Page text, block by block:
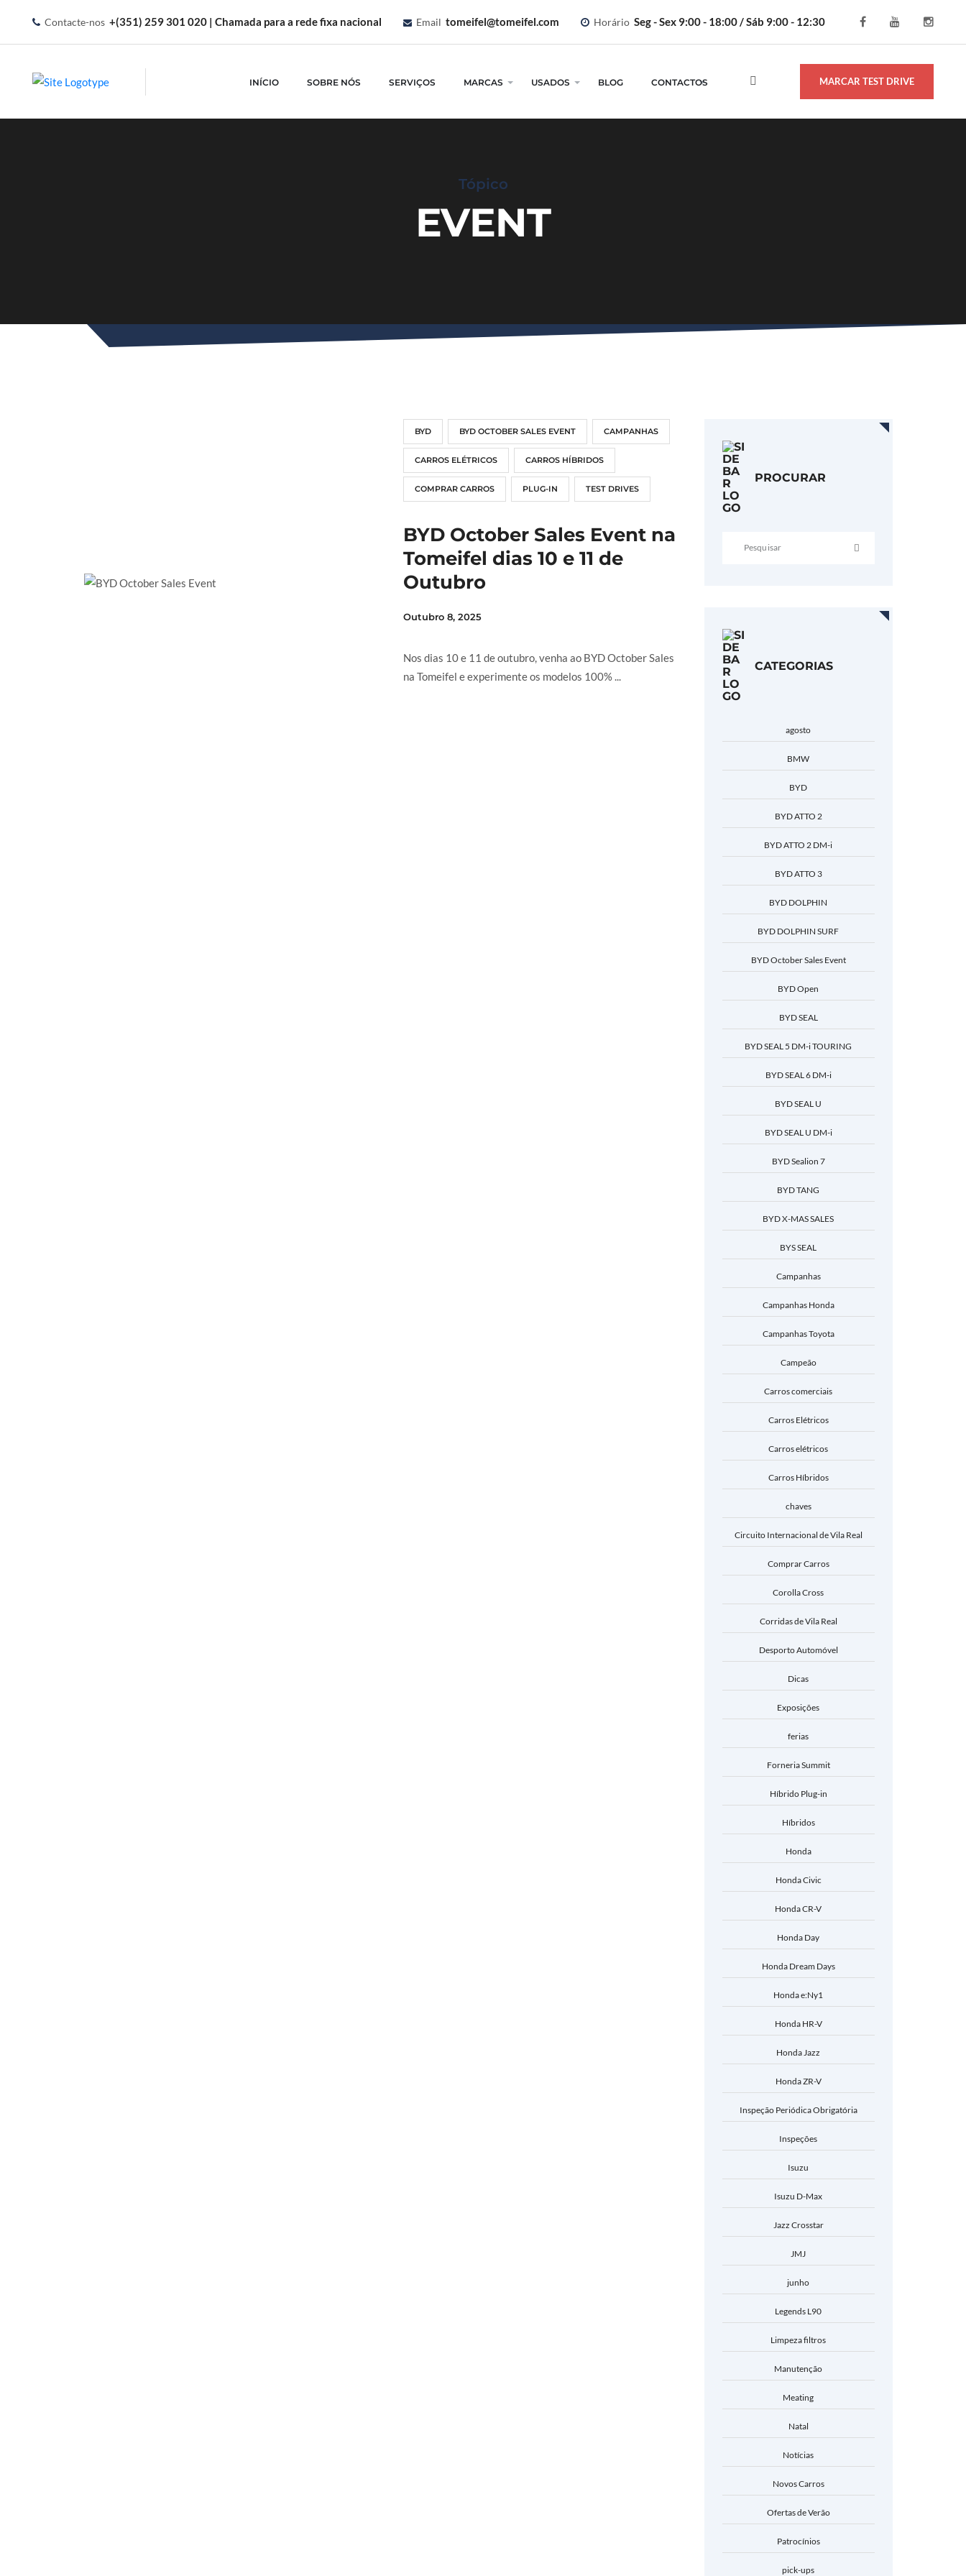
Contacte-nos +(351) 259 301 020 | Chamada para a rede fixa nacional Email tomeifel@tomeifel.com Horário Seg - Sex 9:00 - 18:00 / Sáb 9:00 - 12:30
INÍCIO SOBRE NÓS SERVIÇOS MARCAS USADOS BLOG CONTACTOS MARCAR TEST DRIVE
Tópico
EVENT
BYD BYD OCTOBER SALES EVENT CAMPANHAS
CARROS ELÉTRICOS CARROS HÍBRIDOS
COMPRAR CARROS PLUG-IN TEST DRIVES
BYD October Sales Event na
Tomeifel dias 10 e 11 de
Outubro
Outubro 8, 2025
Nos dias 10 e 11 de outubro, venha ao BYD October Sales
na Tomeifel e experimente os modelos 100% ...
PROCURAR
CATEGORIAS
agosto
BMW
BYD
BYD ATTO 2
BYD ATTO 2 DM-i
BYD ATTO 3
BYD DOLPHIN
BYD DOLPHIN SURF
BYD October Sales Event
BYD Open
BYD SEAL
BYD SEAL 5 DM-i TOURING
BYD SEAL 6 DM-i
BYD SEAL U
BYD SEAL U DM-i
BYD Sealion 7
BYD TANG
BYD X-MAS SALES
BYS SEAL
Campanhas
Campanhas Honda
Campanhas Toyota
Campeão
Carros comerciais
Carros Elétricos
Carros elétricos
Carros Híbridos
chaves
Circuito Internacional de Vila Real
Comprar Carros
Corolla Cross
Corridas de Vila Real
Desporto Automóvel
Dicas
Exposições
ferias
Forneria Summit
Híbrido Plug-in
Híbridos
Honda
Honda Civic
Honda CR-V
Honda Day
Honda Dream Days
Honda e:Ny1
Honda HR-V
Honda Jazz
Honda ZR-V
Inspeção Periódica Obrigatória
Inspeções
Isuzu
Isuzu D-Max
Jazz Crosstar
JMJ
junho
Legends L90
Limpeza filtros
Manutenção
Meating
Natal
Notícias
Novos Carros
Ofertas de Verão
Patrocínios
pick-ups